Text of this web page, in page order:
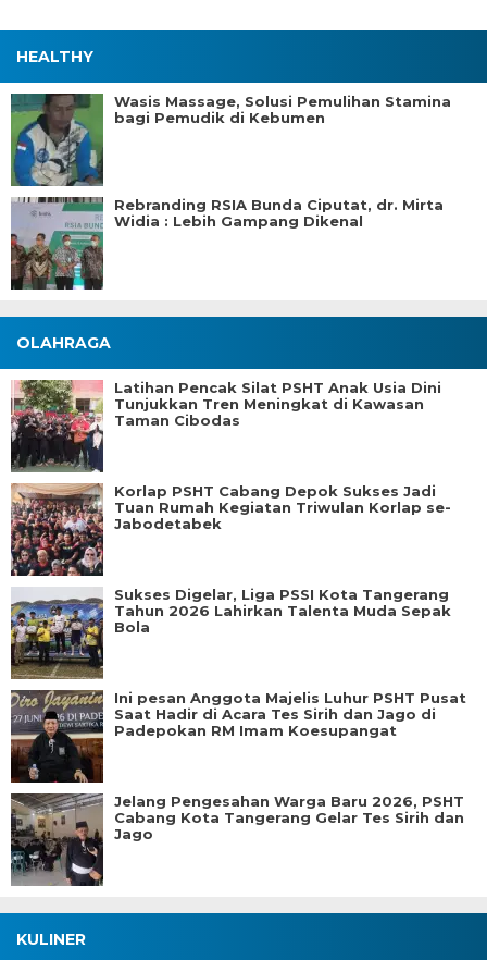
HEALTHY
Wasis Massage, Solusi Pemulihan Stamina
bagi Pemudik di Kebumen
Rebranding RSIA Bunda Ciputat, dr. Mirta
Widia : Lebih Gampang Dikenal
OLAHRAGA
Latihan Pencak Silat PSHT Anak Usia Dini
Tunjukkan Tren Meningkat di Kawasan
Taman Cibodas
Korlap PSHT Cabang Depok Sukses Jadi
Tuan Rumah Kegiatan Triwulan Korlap se-
Jabodetabek
Sukses Digelar, Liga PSSI Kota Tangerang
Tahun 2026 Lahirkan Talenta Muda Sepak
Bola
Ini pesan Anggota Majelis Luhur PSHT Pusat
Saat Hadir di Acara Tes Sirih dan Jago di
Padepokan RM Imam Koesupangat
Jelang Pengesahan Warga Baru 2026, PSHT
Cabang Kota Tangerang Gelar Tes Sirih dan
Jago
KULINER